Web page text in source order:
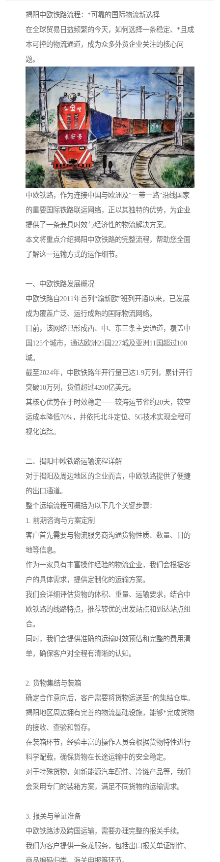
揭阳中欧铁路流程：*可靠的国际物流新选择
在全球贸易日益频繁的今天，如何选择一条稳定、*且成
本可控的物流通道，成为众多外贸企业关注的核心问
题。
中欧铁路，作为连接中国与欧洲及“一带一路”沿线国家
的重要国际铁路联运网络，正以其独特的优势，为企业
提供了一条兼具时效与经济性的物流解决方案。
本文将重点介绍揭阳中欧铁路的完整流程，帮助您全面
了解这一运输方式的运作细节。
一、中欧铁路发展概况
中欧铁路自2011年首列“渝新欧”班列开通以来，已发展
成为覆盖广泛、运行成熟的国际物流网络。
目前，该网络已形成西、中、东三条主要通道，覆盖中
国125个城市，通达欧洲25国227城及亚洲11国超过100
城。
截至2024年，中欧铁路年开行量已达1.9万列，累计开行
突破10万列，货值超过4200亿美元。
其核心优势在于时效稳定——较海运节省约20天，较空
运成本降低70%，并依托北斗定位、5G技术实现全程可
视化追踪。
二、揭阳中欧铁路运输流程详解
对于揭阳及周边地区的企业而言，中欧铁路提供了便捷
的出口通道。
整个运输流程可概括为以下几个关键步骤：
1. 前期咨询与方案定制
客户首先需要与物流服务商沟通货物性质、数量、目的
地等信息。
作为一家具有丰富操作经验的物流企业，我们会根据客
户的具体需求，提供定制化的运输方案。
我们会详细评估货物的体积、重量、运输要求，结合中
欧铁路的线路特点，推荐较优的出发站点和到达站点组
合。
同时，我们会提供准确的运输时效预估和完整的费用清
单，确保客户对全程有清晰的认知。
2. 货物集结与装箱
确定合作意向后，客户需要将货物运送至*的集结仓库。
揭阳地区周边拥有完善的物流基础设施，能够*完成货物
的接收、查验和暂存。
在装箱环节，经验丰富的操作人员会根据货物特性进行
科学配载，确保货物在长途运输中的安全稳定。
对于特殊货物，如新能源汽车配件、冷链产品等，我们
会采用专门的装箱方案，满足不同货物的运输需求。
3. 报关与单证准备
中欧铁路涉及跨国运输，需要办理完整的报关手续。
我们为客户提供一条龙服务，包括出口报关单证制作、